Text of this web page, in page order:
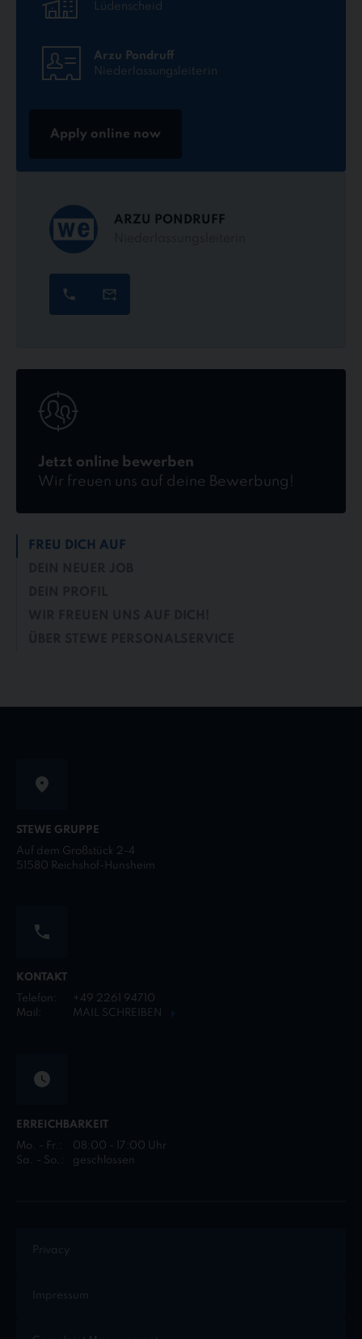
Lüdenscheid
Arzu Pondruff
Niederlassungsleiterin
Apply online now
ARZU PONDRUFF
Jetzt online bewerben
Wir freuen uns auf deine Bewerbung!
online
bewerben
FREU DICH AUF
STEWE GRUPPE
Auf dem Großstück 2-4
51580 Reichshof-Hunsheim
KONTAKT
Telefon:
+49 2261 94710
Mail:
MAIL SCHREIBEN
ERREICHBARKEIT
Mo. - Fr.:
08:00 - 17:00 Uhr
Sa. - So.:
geschlossen
Privacy
Impressum